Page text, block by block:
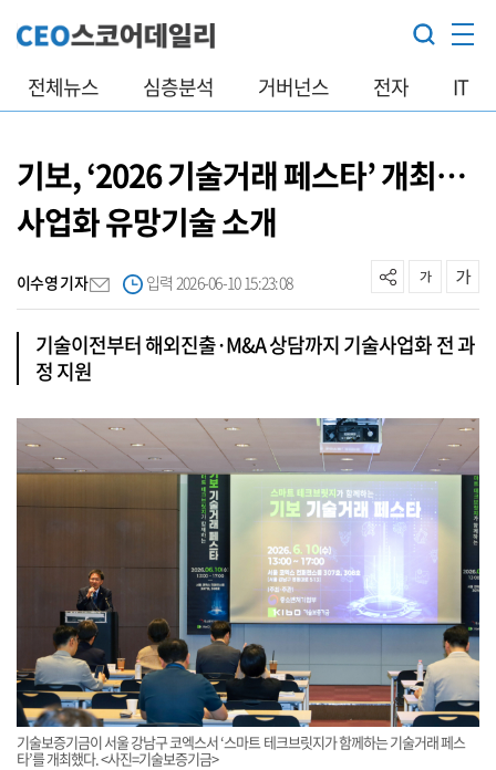
전체뉴스 심층분석 거버넌스 전자 IT
기보, ‘2026 기술거래 페스타’ 개최…
사업화 유망기술 소개
이수영 기자 입력 2026-06-10 15:23:08
기술이전부터 해외진출·M&A 상담까지 기술사업화 전 과
정 지원
기술보증기금이 서울 강남구 코엑스서 ‘스마트 테크브릿지가 함께하는 기술거래 페스
타’를 개최했다. <사진=기술보증기금>